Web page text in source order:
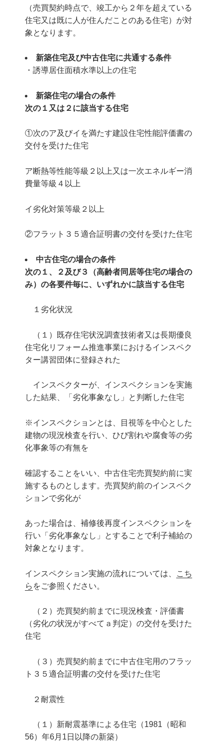
（売買契約時点で、竣工から２年を超えている
住宅又は既に人が住んだことのある住宅）が対
象となります。
新築住宅及び中古住宅に共通する条件
・誘導居住面積水準以上の住宅
新築住宅の場合の条件
次の１又は２に該当する住宅
①次のア及びイを満たす建設住宅性能評価書の
交付を受けた住宅
ア断熱等性能等級２以上又は一次エネルギー消
費量等級４以上
イ劣化対策等級２以上
②フラット３５適合証明書の交付を受けた住宅
中古住宅の場合の条件
次の１、２及び３（高齢者同居等住宅の場合の
み）の各要件毎に、いずれかに該当する住宅
１劣化状況
（１）既存住宅状況調査技術者又は長期優良
住宅化リフォーム推進事業におけるインスペク
ター講習団体に登録された
インスペクターが、インスペクションを実施
した結果、「劣化事象なし」と判断した住宅
※インスペクションとは、目視等を中心とした
建物の現況検査を行い、ひび割れや腐食等の劣
化事象等の有無を
確認することをいい、中古住宅売買契約前に実
施するものとします。売買契約前のインスペク
ションで劣化が
あった場合は、補修後再度インスペクションを
行い「劣化事象なし」とすることで利子補給の
対象となります。
インスペクション実施の流れについては、
こち
ら をご参照ください。
（２）売買契約前までに現況検査・評価書
（劣化の状況がすべてａ判定）の交付を受けた
住宅
（３）売買契約前までに中古住宅用のフラッ
ト３５適合証明書の交付を受けた住宅
２耐震性
（１）新耐震基準による住宅（1981（昭和
56）年6月1日以降の新築）